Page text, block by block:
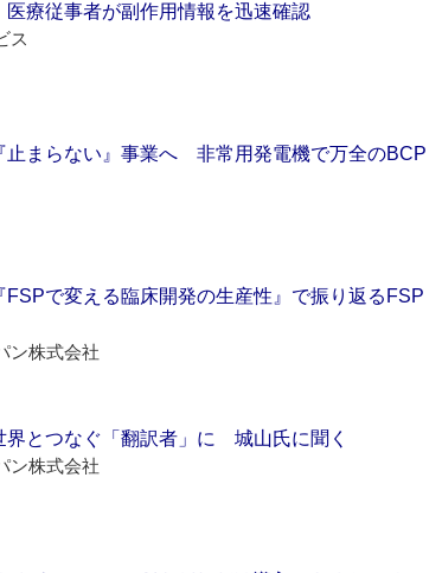
医療従事者が副作用情報を迅速確認
ス
止まらない』事業へ 非常用発電機で万全のBCP
FSPで変える臨床開発の生産性』で振り返るFSP
ン株式会社
界とつなぐ「翻訳者」に 城山氏に聞く
ン株式会社